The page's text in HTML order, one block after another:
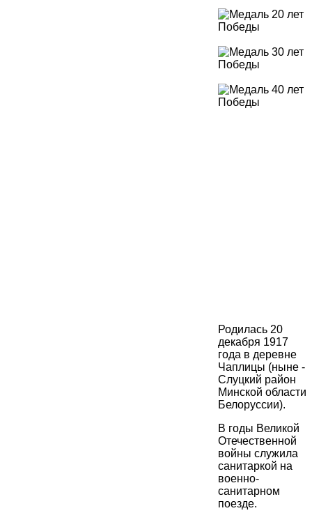
Родилась 20
декабря 1917
года в деревне
Чаплицы (ныне -
Слуцкий район
Минской области
Белоруссии).
В годы Великой
Отечественной
войны служила
санитаркой на
военно-
санитарном
поезде.